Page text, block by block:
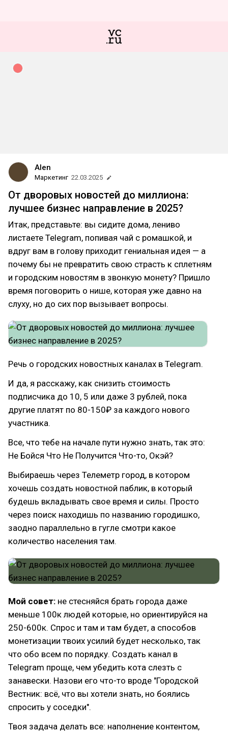
Alen
Маркетинг 22.03.2025
От дворовых новостей до миллиона:
лучшее бизнес направление в 2025?
Итак, представьте: вы сидите дома, лениво
листаете Telegram, попивая чай с ромашкой, и
вдруг вам в голову приходит гениальная идея — а
почему бы не превратить свою страсть к сплетням
и городским новостям в звонкую монету? Пришло
время поговорить о нише, которая уже давно на
слуху, но до сих пор вызывает вопросы.
Речь о городских новостных каналах в Telegram.
И да, я расскажу, как снизить стоимость
подписчика до 10, 5 или даже 3 рублей, пока
другие платят по 80-150₽ за каждого нового
участника.
Все, что тебе на начале пути нужно знать, так это:
Не Бойся Что Не Получится Что-то, Окэй?
Выбираешь через Телеметр город, в котором
хочешь создать новостной паблик, в который
будешь вкладывать свое время и силы. Просто
через поиск находишь по названию городишко,
заодно параллельно в гугле смотри какое
количество населения там.
Мой совет: не стесняйся брать города даже
меньше 100к людей которые, но ориентируйся на
250-600к. Спрос и там и там будет, а способов
монетизации твоих усилий будет несколько, так
что обо всем по порядку. Создать канал в
Telegram проще, чем убедить кота слезть с
занавески. Назови его что-то вроде "Городской
Вестник: всё, что вы хотели знать, но боялись
спросить у соседки".
Твоя задача делать все: наполнение контентом,